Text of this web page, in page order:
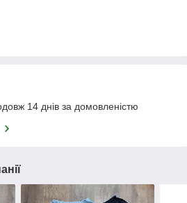
14 днів за домовленістю